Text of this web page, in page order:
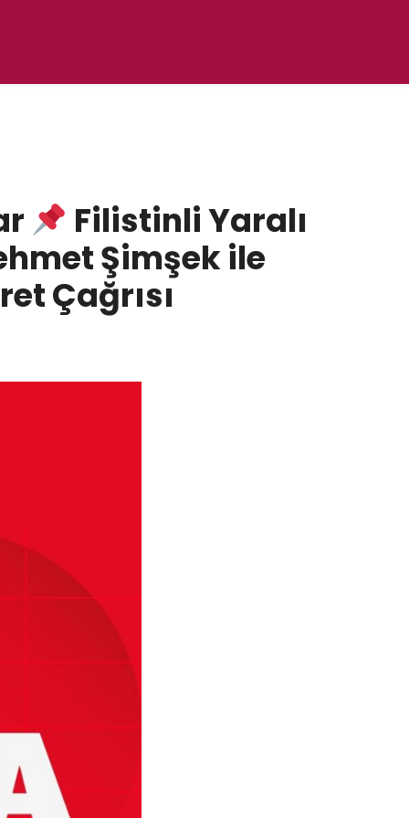
Filistinli Yaralı
Şimşek ile
Çağrısı